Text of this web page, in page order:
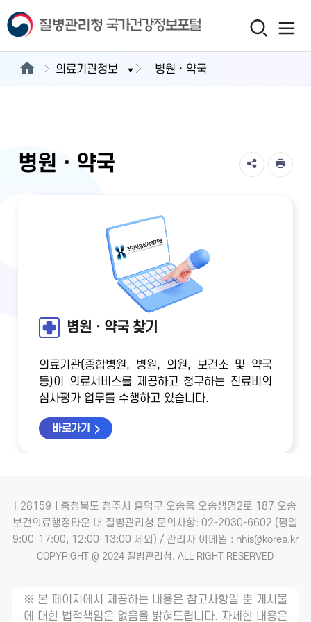
의료기관정보 병원ㆍ약국
병원ㆍ약국
병원ㆍ약국 찾기
의료기관(종합병원, 병원, 의원, 보건소 및 약국
등)이 의료서비스를 제공하고 청구하는 진료비의
심사평가 업무를 수행하고 있습니다.
바로가기
[ 28159 ] 충청북도 청주시 흥덕구 오송읍 오송생명2로 187 오송
보건의료행정타운 내 질병관리청 문의사항: 02-2030-6602 (평일
9:00-17:00, 12:00-13:00 제외) / 관리자 이메일 : nhis@korea.kr
COPYRIGHT @ 2024 질병관리청. ALL RIGHT RESERVED
※ 본 페이지에서 제공하는 내용은 참고사항일 뿐 게시물
에 대한 법적책임은 없음을 밝혀드립니다. 자세한 내용은